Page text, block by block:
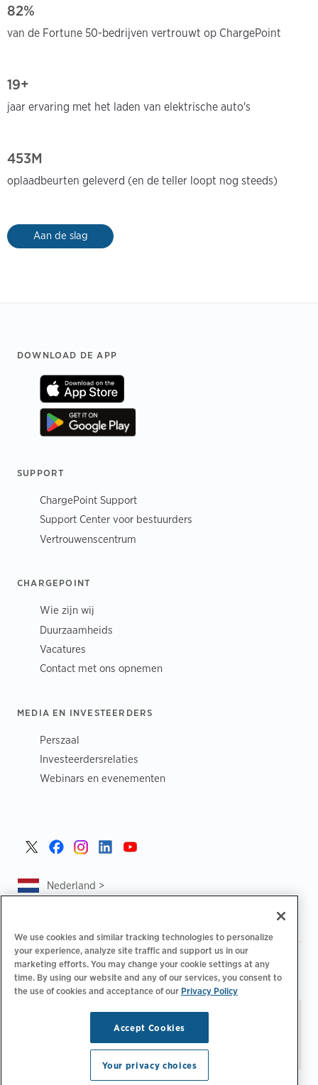
82%
van de Fortune 50-bedrijven vertrouwt op ChargePoint
19+
jaar ervaring met het laden van elektrische auto's
453M
oplaadbeurten geleverd (en de teller loopt nog steeds)
Aan de slag
Footer
DOWNLOAD DE APP
SUPPORT
ChargePoint Support
Support Center voor bestuurders
Vertrouwenscentrum
CHARGEPOINT
Wie zijn wij
Duurzaamheids
Vacatures
Contact met ons opnemen
MEDIA EN INVESTEERDERS
Perszaal
Investeerdersrelaties
Webinars en evenementen
Nederland >
Privacybeleid | Uw privacykeuzes | Juridisch |
Toegankelijkheidsafschrift | Gedragscode voor leveranciers
EPR-informatie
mailvoorkeuren
beheren
Alle rechten
voorbehouden.
We use cookies and similar tracking technologies to personalize
your experience, analyze site traffic and support us in our
marketing efforts. You may change your cookie settings at any
time. By using our website and any of our services, you consent to
the use of cookies and acceptance of our Privacy Policy
Accept Cookies
Your privacy choices